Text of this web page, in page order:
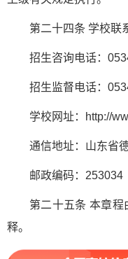
第二十四条 学校联
招生咨询电话：
招生监督电话：
学校网址：http://
通信地址：山东省
邮政编码：253034
第二十五条 本章
释。